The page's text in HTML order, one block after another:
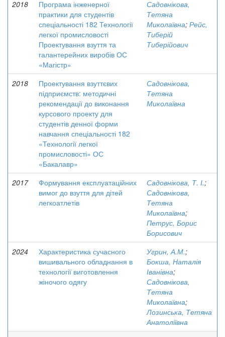
2018
Програма інженерної
практики для студентів
спеціальності 182 Технології
легкої промисловості
Проектування взуття та
галантерейних виробів ОС
«Магістр»
Садовнікова,
Тетяна
Миколаївна; Рейс,
Тиберій
Тиберійович
2018
Проектування взуттєвих
підприємств: методичні
рекомендації до виконання
курсового проекту для
студентів денної форми
навчання спеціальності 182
«Технології легкої
промисловості» ОС
«Бакалавр»
Садовнікова,
Тетяна
Миколаївна
2017
Формування експлуатаційних
вимог до взуття для дітей
легкоатлетів
Садовнікова, Т. І.;
Садовнікова,
Тетяна
Миколаївна;
Петрус, Борис
Борисович
2024
Характеристика сучасного
вишивального обладнання в
технології виготовлення
жіночого одягу
Угрин, А.М.;
Бокша, Наталія
Іванівна;
Садовнікова,
Тетяна
Миколаївна;
Лозинська, Тетяна
Анатоліївна